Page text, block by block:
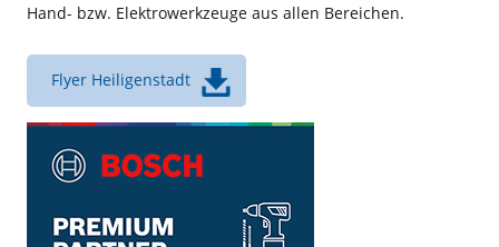
Hand- bzw. Elektrowerkzeuge aus allen Bereichen.
Flyer Heiligenstadt